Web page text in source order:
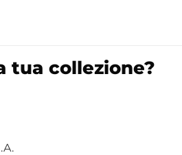
tua collezione?